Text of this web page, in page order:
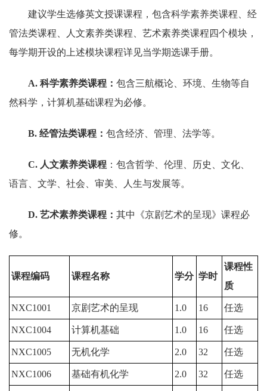
建议学生选修英文授课课程，包含科学素养类课程、经
管法类课程、人文素养类课程、艺术素养类课程四个模块，
每学期开设的上述模块课程详见当学期选课手册。
A. 科学素养类课程： 包含三航概论、环境、生物等自
然科学，计算机基础课程为必修。
B. 经管法类课程： 包含经济、管理、法学等。
C. 人文素养类课程 ：包含哲学、伦理、历史、文化、
语言、文学、社会、审美、人生与发展等。
D. 艺术素养类课程： 其中《京剧艺术的呈现》课程必
修。
课程编码 课程名称 学分 学时
课程性
质
NXC1001 京剧艺术的呈现 1.0 16 任选
NXC1004 计算机基础 1.0 16 任选
NXC1005 无机化学 2.0 32 任选
NXC1006 基础有机化学 2.0 32 任选